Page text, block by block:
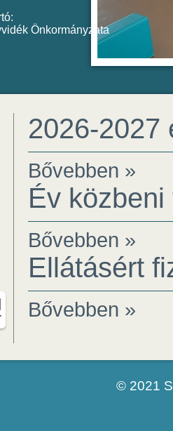
Önkormányzata
2026-2027
Bővebben »
Év
Bővebben »
Ellátásért
Bővebben »
© 2021